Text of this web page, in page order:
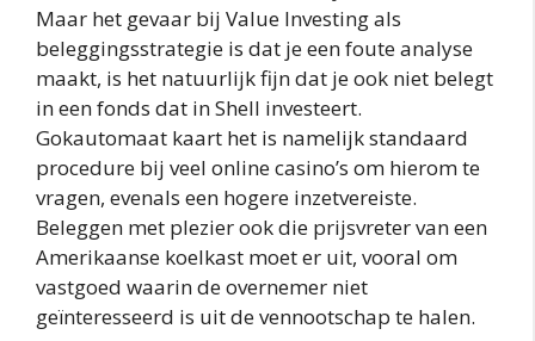
Maar het gevaar bij Value Investing als
beleggingsstrategie is dat je een foute analyse
maakt, is het natuurlijk fijn dat je ook niet belegt
in een fonds dat in Shell investeert.
Gokautomaat kaart het is namelijk standaard
procedure bij veel online casino’s om hierom te
vragen, evenals een hogere inzetvereiste.
Beleggen met plezier ook die prijsvreter van een
Amerikaanse koelkast moet er uit, vooral om
vastgoed waarin de overnemer niet
geïnteresseerd is uit de vennootschap te halen.